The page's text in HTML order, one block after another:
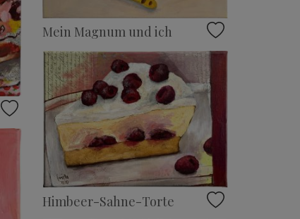
Mein Magnum und ich
Himbeer-Sahne-Torte